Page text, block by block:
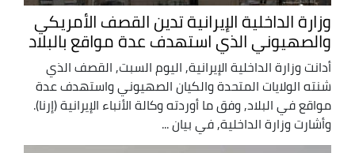
وزارة الداخلية الإيرانية تدين القصف الأمريكي
والصهيوني الذي استهدف عدة مواقع بالبلاد
أدانت وزارة الداخلية الإيرانية, اليوم السبت, القصف الذي
شنته الولايات المتحدة والكيان الصهيوني واستهدف عدة
مواقع في البلاد, وفق ما أوردته وكالة الأنباء الإيرانية (إرنا).
وأشارت وزارة الداخلية, في بيان ...